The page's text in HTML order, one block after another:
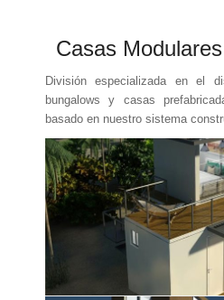
Casas
División especializada en el
bungalows y casas
basado en nuestro sistema